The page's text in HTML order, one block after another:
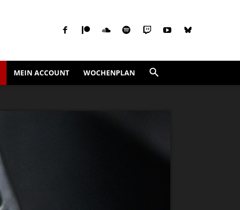
MEIN ACCOUNT WOCHENPLAN